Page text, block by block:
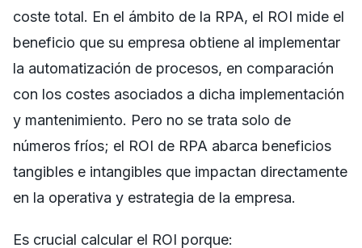
coste total. En el ámbito de la RPA, el ROI mide el
beneficio que su empresa obtiene al implementar
la automatización de procesos, en comparación
con los costes asociados a dicha implementación
y mantenimiento. Pero no se trata solo de
números fríos; el ROI de RPA abarca beneficios
tangibles e intangibles que impactan directamente
en la operativa y estrategia de la empresa.
Es crucial calcular el ROI porque: